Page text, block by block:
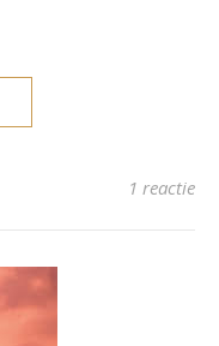
1 reactie